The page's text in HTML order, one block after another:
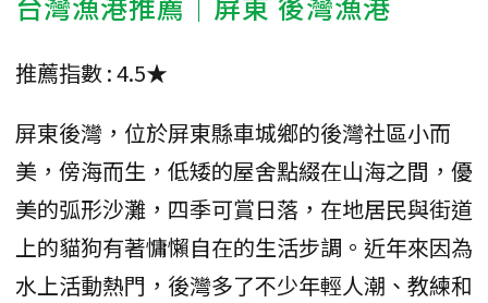
推薦指數 : 4.5★
屏東後灣，位於屏東縣車城鄉的後灣社區小而
美，傍海而生，低矮的屋舍點綴在山海之間，優
美的弧形沙灘，四季可賞日落，在地居民與街道
上的貓狗有著慵懶自在的生活步調。近年來因為
水上活動熱門，後灣多了不少年輕人潮、教練和